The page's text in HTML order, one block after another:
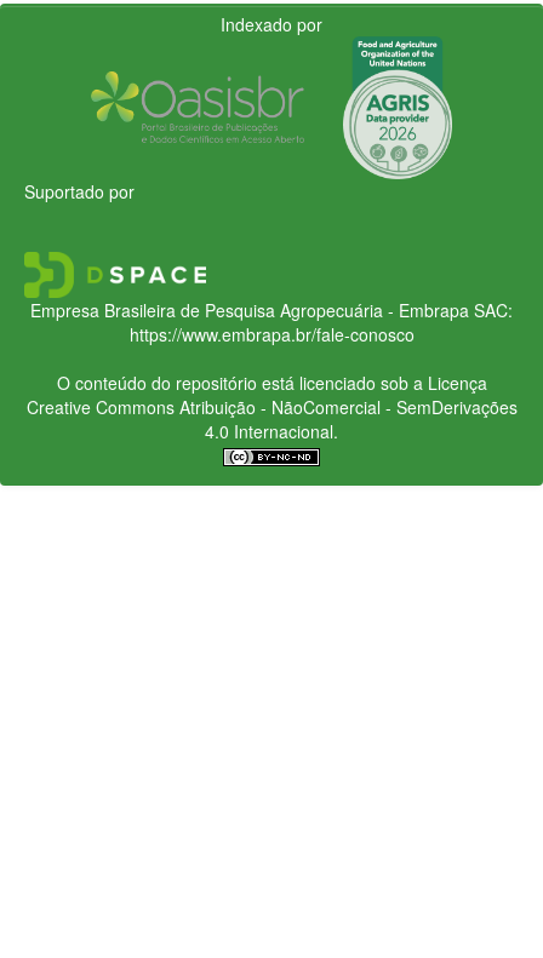
Indexado por
Suportado por
Empresa Brasileira de Pesquisa Agropecuária - Embrapa SAC:
https://www.embrapa.br/fale-conosco
O conteúdo do repositório está licenciado sob a Licença
Creative CommonsAtribuição - NãoComercial - SemDerivações
4.0 Internacional.